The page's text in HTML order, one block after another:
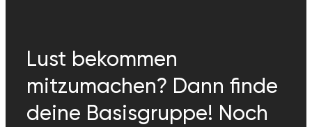
Lust bekommen
mitzumachen? Dann finde
deine Basisgruppe! Noch